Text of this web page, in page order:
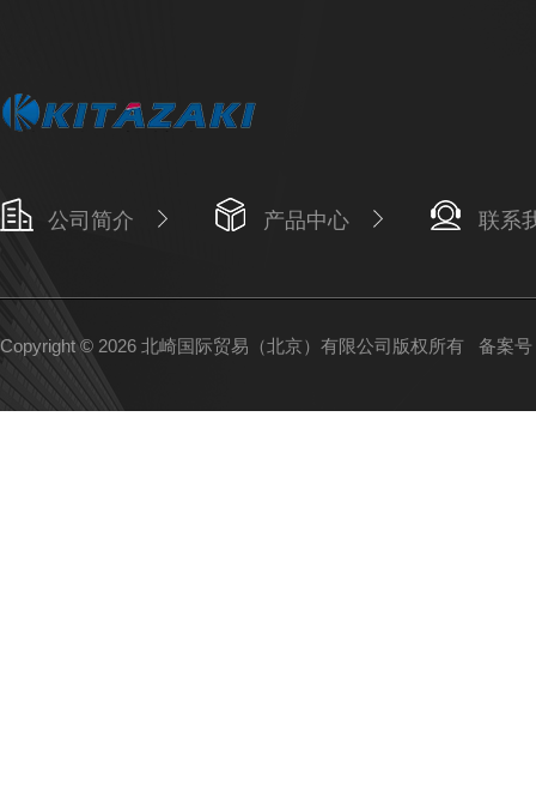
公司简介 产品中心 联系
Copyright © 2026 北崎国际贸易（北京）有限公司版权所有 备案号